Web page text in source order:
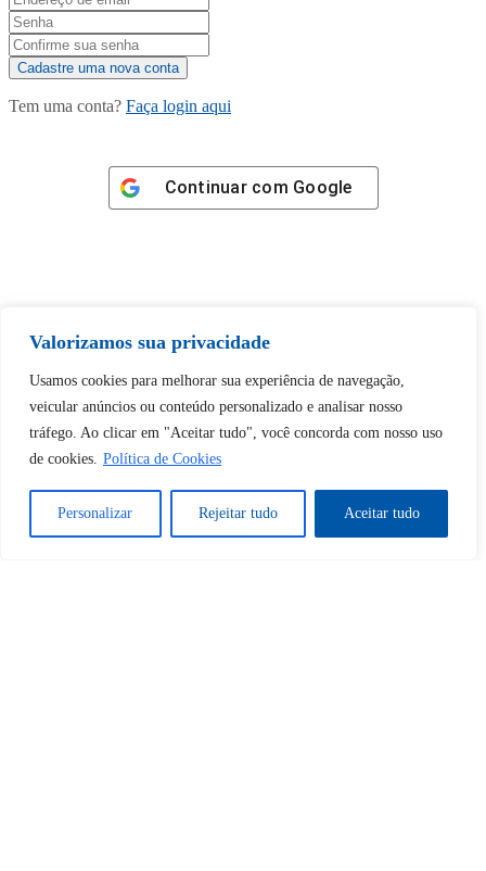
Valorizamos sua privacidade
Usamos cookies para melhorar sua experiência de navegação,
veicular anúncios ou conteúdo personalizado e analisar nosso
tráfego. Ao clicar em "Aceitar tudo", você concorda com nosso uso
de cookies. Política de Cookies
Personalizar Rejeitar tudo Aceitar tudo
Tem uma conta? Faça login aqui
Continuar com Google
Tem certeza de que deseja
Desbloquear esquerda : 0
Sim Não